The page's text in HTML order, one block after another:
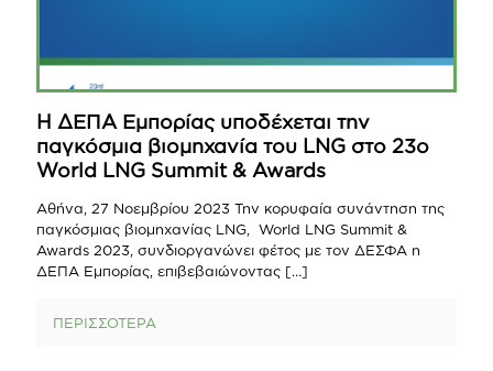
Η ΔΕΠΑ Εμπορίας υποδέχεται την
παγκόσμια βιομηχανία του LNG στο 23ο
World LNG Summit & Awards
Αθήνα, 27 Νοεμβρίου 2023 Την κορυφαία συνάντηση της
παγκόσμιας βιομηχανίας LNG, World LNG Summit &
Awards 2023, συνδιοργανώνει φέτος με τον ΔΕΣΦΑ η
ΔΕΠΑ Εμπορίας, επιβεβαιώνοντας […]
ΠΕΡΙΣΣΟΤΕΡΑ